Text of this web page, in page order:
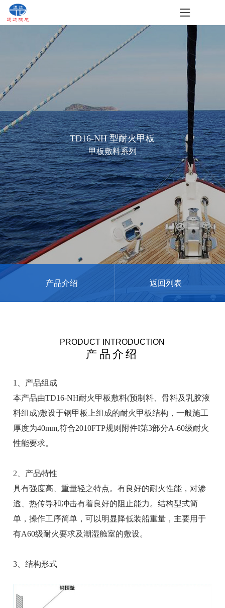
TD16-NH 型耐火甲板
甲板敷料系列
产品介绍 返回列表
PRODUCT INTRODUCTION
产品介绍
1、产品组成
本产品由TD16-NH耐火甲板敷料(预制料、骨料及乳胶液
料组成)敷设于钢甲板上组成的耐火甲板结构，一般施工
厚度为40mm,符合2010FTP规则附件I第3部分A-60级耐火
性能要求。
2、产品特性
具有强度高、重量轻之特点。有良好的耐火性能，对渗
透、热传导和冲击有着良好的阻止能力。结构型式简
单，操作工序简单，可以明显降低装船重量，主要用于
有A60级耐火要求及潮湿舱室的敷设。
3、结构形式